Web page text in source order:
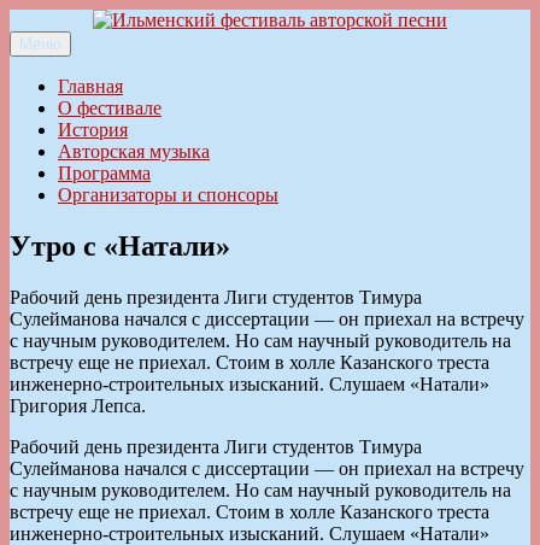
к
содержимому
Ильменский фестиваль авторской песни
Меню
Главная
О фестивале
История
Авторская музыка
Программа
Организаторы и спонсоры
Утро с «Натали»
Рабочий день президента Лиги студентов Тимура
Сулейманова начался с диссертации — он приехал на встречу
с научным руководителем. Но сам научный руководитель на
встречу еще не приехал. Стоим в холле Казанского треста
инженерно-строительных изысканий. Слушаем «Натали»
Григория Лепса.
Рабочий день президента Лиги студентов Тимура
Сулейманова начался с диссертации — он приехал на встречу
с научным руководителем. Но сам научный руководитель на
встречу еще не приехал. Стоим в холле Казанского треста
инженерно-строительных изысканий. Слушаем «Натали»